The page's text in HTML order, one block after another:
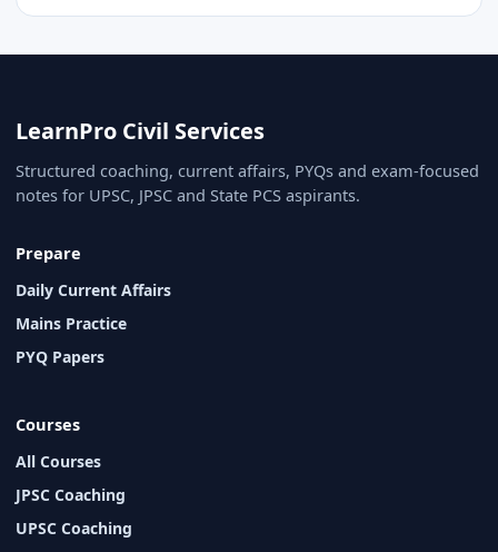
LearnPro Civil Services
Structured coaching, current affairs, PYQs and exam-focused
notes for UPSC, JPSC and State PCS aspirants.
Prepare
Daily Current Affairs
Mains Practice
PYQ Papers
Courses
All Courses
JPSC Coaching
UPSC Coaching